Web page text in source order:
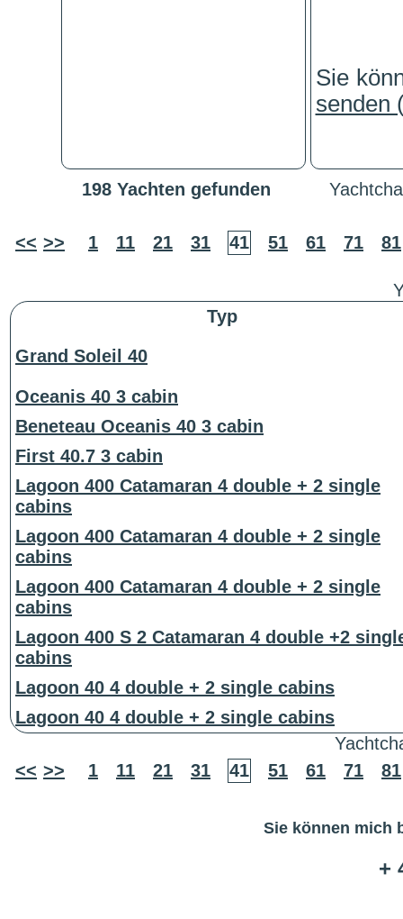
Sie
senden
198 Yachten gefunden
<< >> 1 11 21 31 41 51 61 71 81
Typ
Grand Soleil 40
Oceanis 40 3 cabin
Beneteau Oceanis 40 3 cabin
First 40.7 3 cabin
Lagoon 400 Catamaran 4 double + 2 single
cabins
Lagoon 400 Catamaran 4 double + 2 single
cabins
Lagoon 400 Catamaran 4 double + 2 single
cabins
Lagoon 400 S 2 Catamaran 4 double +2
cabins
Lagoon 40 4 double + 2 single cabins
Lagoon 40 4 double + 2 single cabins
<< >> 1 11 21 31 41 51 61 71 81
Sie können mich
+